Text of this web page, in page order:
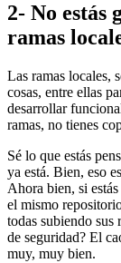
2- No estás
ramas
Las ramas locales,
cosas, entre ellas
desarrollar
ramas, no tienes
Sé lo que estás
ya está. Bien, eso
Ahora bien, si
el mismo
todas subiendo sus
de seguridad? El
muy, muy bien.